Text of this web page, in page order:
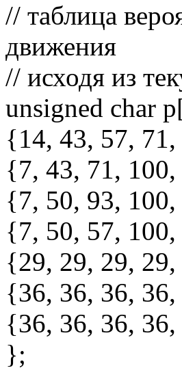
// таблица
движения
// исходя из
unsigned char
{14, 43, 57,
{7, 43, 71,
{7, 50, 93,
{7, 50, 57,
{29, 29, 29,
{36, 36, 36,
{36, 36, 36,
};